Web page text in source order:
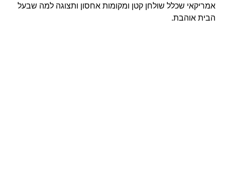
אמריקאי שכלל שולחן קטן ומקומות אחסון ותצוגה למה שבעל
הבית אוהבת.